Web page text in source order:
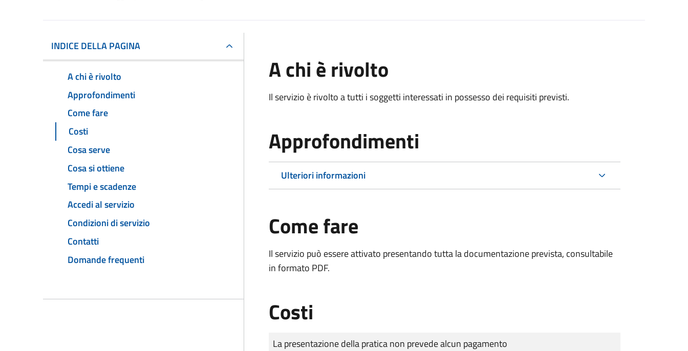
INDICE DELLA PAGINA
A chi è rivolto
Approfondimenti
Come fare
Costi
Cosa serve
Cosa si ottiene
Tempi e scadenze
Accedi al servizio
Condizioni di servizio
Contatti
Domande frequenti
A chi è rivolto
Il servizio è rivolto a tutti i soggetti interessati in possesso dei requisiti previsti.
Approfondimenti
Ulteriori informazioni
Come fare
Il servizio può essere attivato presentando tutta la documentazione prevista, consultabile
in formato PDF.
Costi
Tipo di pagamento
Importo
La presentazione della pratica non prevede alcun pagamento